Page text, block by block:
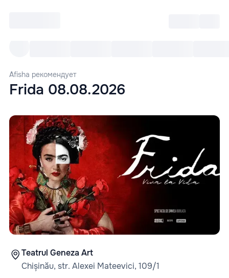
Afisha рекомендует
Frida 08.08.2026
Teatrul Geneza Art
Chișinău, str. Alexei Mateevici, 109/1